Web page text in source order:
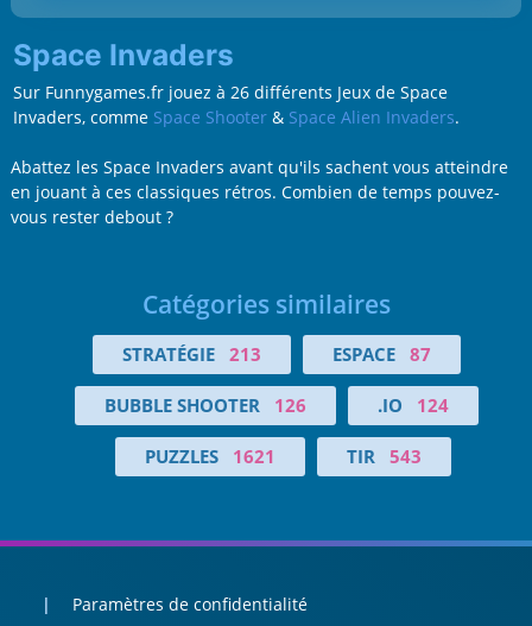
Space Invaders
Sur Funnygames.fr jouez à 26 différents Jeux de Space
Invaders, comme Space Shooter& Space Alien Invaders.
Abattez les Space Invaders avant qu'ils sachent vous atteindre
en jouant à ces classiques rétros. Combien de temps pouvez-
vous rester debout ?
Catégories similaires
STRATÉGIE 213 ESPACE 87
BUBBLE SHOOTER 126 .IO 124
PUZZLES 1621 TIR 543
Paramètres de confidentialité